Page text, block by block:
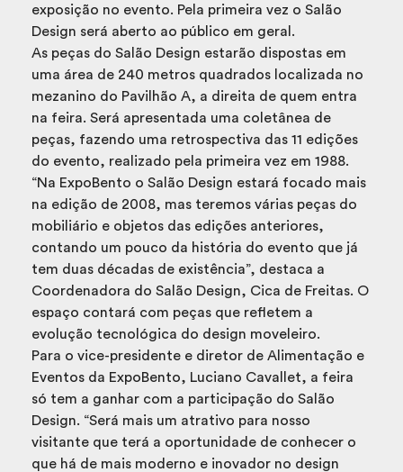
exposição no evento. Pela primeira vez o Salão
Design será aberto ao público em geral.
As peças do Salão Design estarão dispostas em
uma área de 240 metros quadrados localizada no
mezanino do Pavilhão A, a direita de quem entra
na feira. Será apresentada uma coletânea de
peças, fazendo uma retrospectiva das 11 edições
do evento, realizado pela primeira vez em 1988.
“Na ExpoBento o Salão Design estará focado mais
na edição de 2008, mas teremos várias peças do
mobiliário e objetos das edições anteriores,
contando um pouco da história do evento que já
tem duas décadas de existência”, destaca a
Coordenadora do Salão Design, Cica de Freitas. O
espaço contará com peças que refletem a
evolução tecnológica do design moveleiro.
Para o vice-presidente e diretor de Alimentação e
Eventos da ExpoBento, Luciano Cavallet, a feira
só tem a ganhar com a participação do Salão
Design. “Será mais um atrativo para nosso
visitante que terá a oportunidade de conhecer o
que há de mais moderno e inovador no design